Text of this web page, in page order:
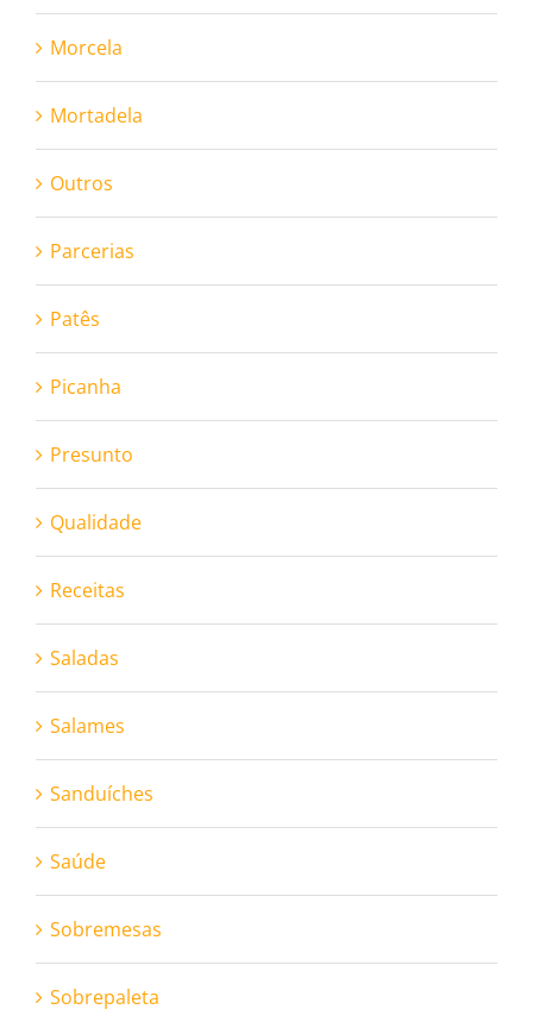
Morcela
Mortadela
Outros
Parcerias
Patês
Picanha
Presunto
Qualidade
Receitas
Saladas
Salames
Sanduíches
Saúde
Sobremesas
Sobrepaleta